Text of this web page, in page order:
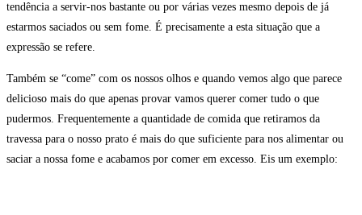
tendência a servir-nos bastante ou por várias vezes mesmo depois de já
estarmos saciados ou sem fome. É precisamente a esta situação que a
expressão se refere.
Também se “come” com os nossos olhos e quando vemos algo que parece
delicioso mais do que apenas provar vamos querer comer tudo o que
pudermos. Frequentemente a quantidade de comida que retiramos da
travessa para o nosso prato é mais do que suficiente para nos alimentar ou
saciar a nossa fome e acabamos por comer em excesso. Eis um exemplo: